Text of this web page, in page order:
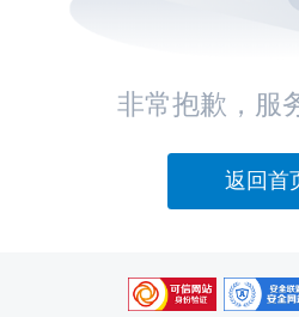
非常抱歉，服
返回首